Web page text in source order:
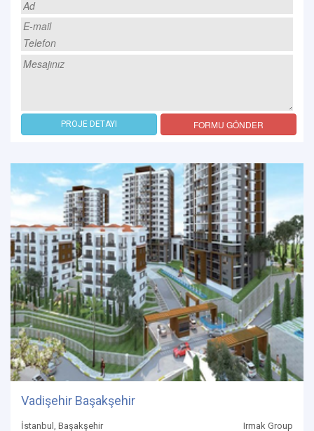
PROJE DETAYI FORMU GÖNDER
Vadişehir Başakşehir
İstanbul, Başakşehir Irmak Group